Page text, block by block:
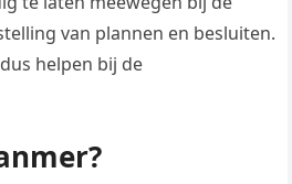
van plannen en besluiten.
helpen bij de